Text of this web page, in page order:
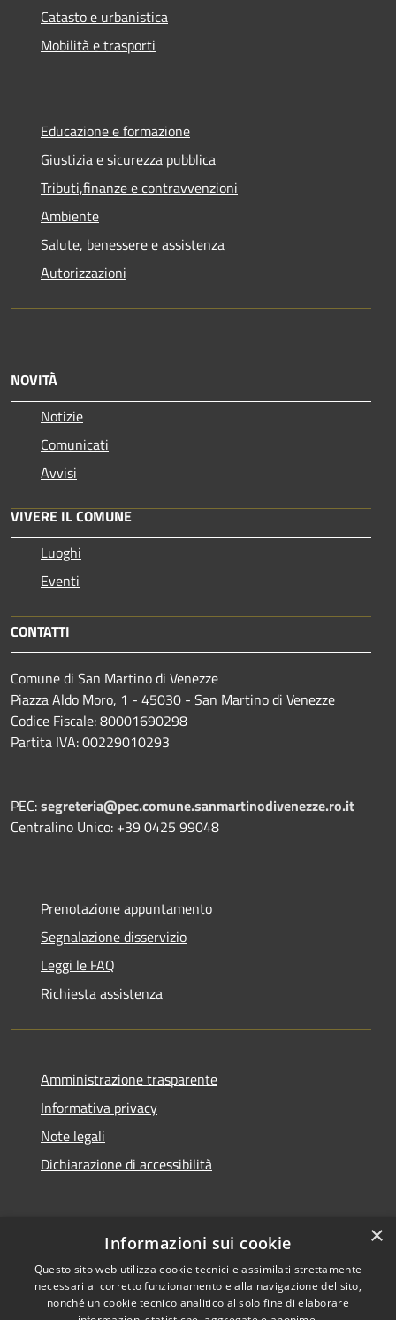
Catasto e urbanistica
Mobilità e trasporti
Educazione e formazione
Giustizia e sicurezza pubblica
Tributi,finanze e contravvenzioni
Ambiente
Salute, benessere e assistenza
Autorizzazioni
NOVITÀ
Notizie
Comunicati
Avvisi
VIVERE IL COMUNE
Luoghi
Eventi
CONTATTI
Comune di San Martino di Venezze
Piazza Aldo Moro, 1 - 45030 - San Martino di Venezze
Codice Fiscale: 80001690298
Partita IVA: 00229010293
PEC:segreteria@pec.comune.sanmartinodivenezze.ro.it
Centralino Unico: +39 0425 99048
Prenotazione appuntamento
Segnalazione disservizio
Leggi le FAQ
Richiesta assistenza
Amministrazione trasparente
Informativa privacy
Note legali
Dichiarazione di accessibilità
Accessibilità
Privacy
Copyright © 2026 • Comune di
San Martino di Venezze •
Powered by Municipium•
×
Informazioni sui cookie
Questo sito web utilizza cookie tecnici e assimilati strettamente
necessari al corretto funzionamento e alla navigazione del sito,
nonché un cookie tecnico analitico al solo fine di elaborare